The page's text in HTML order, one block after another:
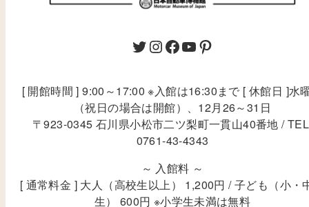
[ 開館時間 ] 9:00～17:00 ※入館は16:30まで [ 休館日 ]水
（祝日の場合は開館）、12月26～31日
〒923-0345 石川県小松市二ツ梨町一貫山40番地 /
0761-43-4343
～ 入館料 ～
[ 通常料金 ] 大人（高校生以上） 1,200円 / 子ども（小・
生） 600円 ※小学生未満は無料